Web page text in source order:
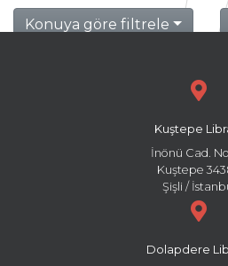
Konuya göre filtrele
Kuştepe
İnönü Cad.
Kuştepe
Şişli /
Dolapdere